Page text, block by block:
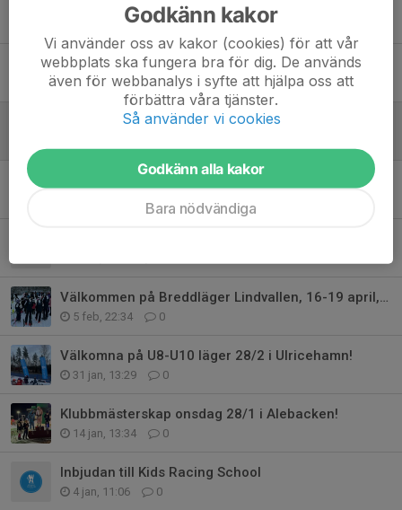
26 maj, 10:24 1
Funktionär på Göteborgsvarvet - 23 maj
1 mar, 14:09 0
MVC- och LVC-finaler i Högheden 2026
Information klubbkläder från Huski Wear
Välkommen på Breddläger Lindvallen, 16-19 april, 2026 med GSLK
5 feb, 22:34 0
Välkomna på U8-U10 läger 28/2 i Ulricehamn!
31 jan, 13:29 0
Klubbmästerskap onsdag 28/1 i Alebacken!
14 jan, 13:34 0
Inbjudan till Kids Racing School
4 jan, 11:06 0
Godkänn kakor
Vi använder oss av kakor (cookies) för att vår
webbplats ska fungera bra för dig. De används
även för webbanalys i syfte att hjälpa oss att
förbättra våra tjänster.
Så använder vi cookies
Godkänn alla kakor
Bara nödvändiga